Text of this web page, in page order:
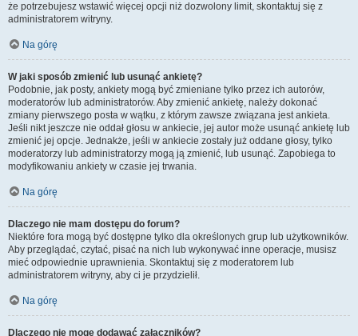
że potrzebujesz wstawić więcej opcji niż dozwolony limit, skontaktuj się z
administratorem witryny.
Na górę
W jaki sposób zmienić lub usunąć ankietę?
Podobnie, jak posty, ankiety mogą być zmieniane tylko przez ich autorów,
moderatorów lub administratorów. Aby zmienić ankietę, należy dokonać
zmiany pierwszego posta w wątku, z którym zawsze związana jest ankieta.
Jeśli nikt jeszcze nie oddał głosu w ankiecie, jej autor może usunąć ankietę lub
zmienić jej opcje. Jednakże, jeśli w ankiecie zostały już oddane głosy, tylko
moderatorzy lub administratorzy mogą ją zmienić, lub usunąć. Zapobiega to
modyfikowaniu ankiety w czasie jej trwania.
Na górę
Dlaczego nie mam dostępu do forum?
Niektóre fora mogą być dostępne tylko dla określonych grup lub użytkowników.
Aby przeglądać, czytać, pisać na nich lub wykonywać inne operacje, musisz
mieć odpowiednie uprawnienia. Skontaktuj się z moderatorem lub
administratorem witryny, aby ci je przydzielił.
Na górę
Dlaczego nie mogę dodawać załączników?